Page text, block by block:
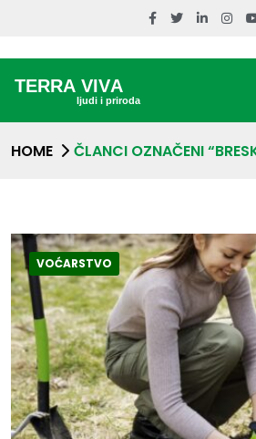
HOME ČLANCI OZNAČENI
VOĆARSTVO